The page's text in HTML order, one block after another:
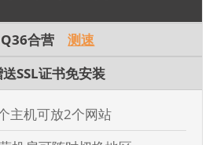
Q36合营测速
送SSL证书免安装
主机可放2个网站